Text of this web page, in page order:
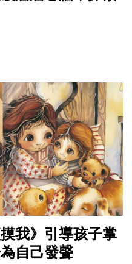
我》引導孩子掌
自己發聲